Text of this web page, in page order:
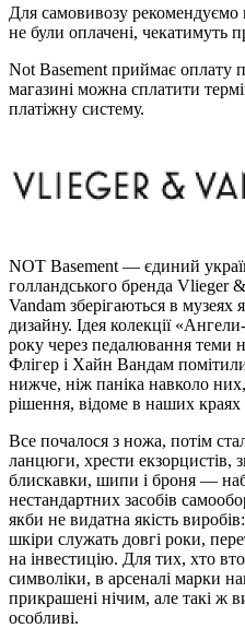
Для самовивозу рекомендуємо
не були оплачені, чекатимуть
Not Basement приймає оплату
магазині можна сплатити
платіжну систему.
NOT Basement — єдиний
голландського бренда Vlieger
Vandam зберігаються в музеях
дизайну. Ідея колекції
року через педалювання теми
Флігер і Хайн Вандам
нижче, ніж паніка навколо
рішення, відоме в наших краях
Все почалося з ножа, потім
ланцюги, хрести екзорцистів,
блискавки, шипи і броня —
нестандартних засобів
якби не видатна якість
шкіри служать довгі роки,
на інвестицію. Для тих, хто
символіки, в арсеналі марки
прикрашені нічим, але такі ж
особливі.